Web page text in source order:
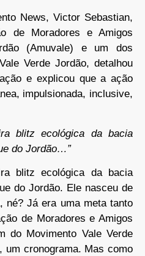
News, Victor Sebastian,
de Moradores e Amigos
(Amuvale) e um dos
Verde Jordão, detalhou
e explicou que a ação
impulsionada, inclusive,
blitz ecológica da bacia
do Jordão…”
blitz ecológica da bacia
do Jordão. Ele nasceu de
né? Já era uma meta tanto
de Moradores e Amigos
do Movimento Vale Verde
um cronograma. Mas como